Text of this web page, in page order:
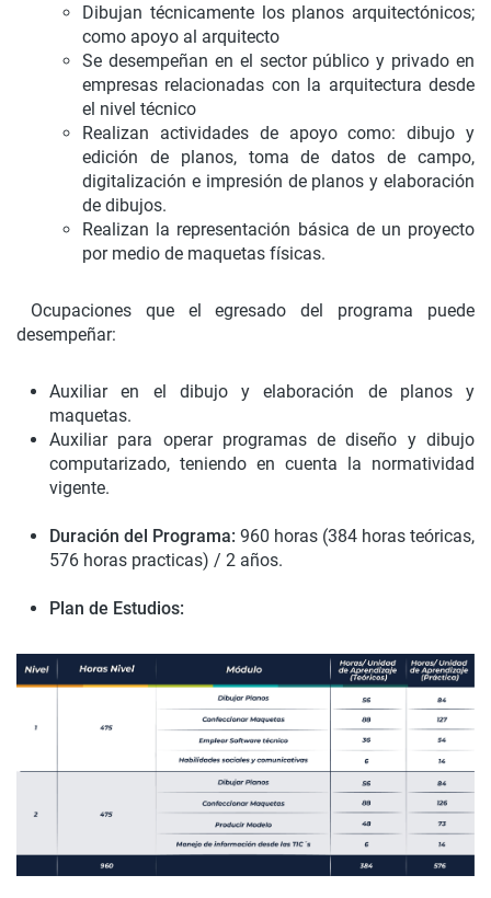
Dibujan técnicamente los planos arquitectónicos;
como apoyo al arquitecto
Se desempeñan en el sector público y privado en
empresas relacionadas con la arquitectura desde
el nivel técnico
Realizan actividades de apoyo como: dibujo y
edición de planos, toma de datos de campo,
digitalización e impresión de planos y elaboración
de dibujos.
Realizan la representación básica de un proyecto
por medio de maquetas físicas.
Ocupaciones que el egresado del programa puede
desempeñar:
Auxiliar en el dibujo y elaboración de planos y
maquetas.
Auxiliar para operar programas de diseño y dibujo
computarizado, teniendo en cuenta la normatividad
vigente.
Duración del Programa: 960 horas (384 horas teóricas,
576 horas practicas) / 2 años.
Plan de Estudios: